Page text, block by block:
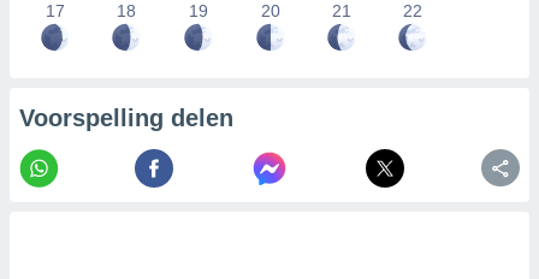
17 18 19 20 21 22
Voorspelling delen